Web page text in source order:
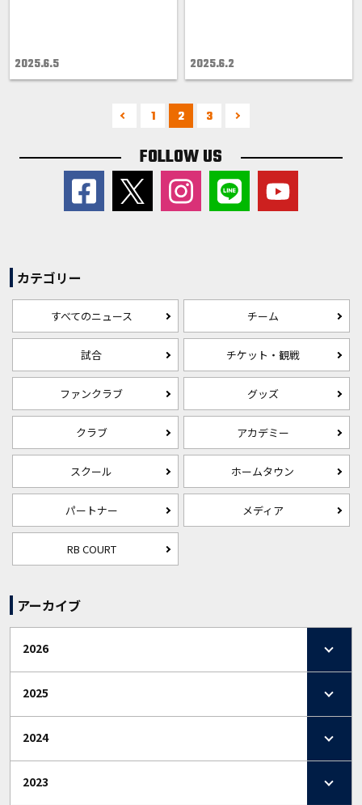
2025.6.5 2025.6.2
1 2 3
FOLLOW US
カテゴリー
すべてのニュース チーム
試合 チケット・観戦
ファンクラブ グッズ
クラブ アカデミー
スクール ホームタウン
パートナー メディア
RB COURT
アーカイブ
2026
2025
2024
2023